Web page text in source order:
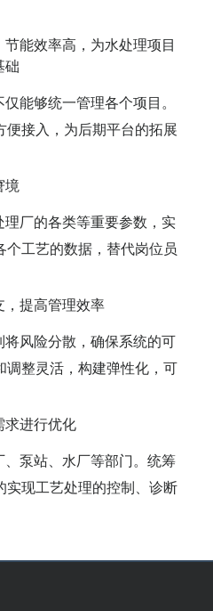
能效率高，为水处理项目
础
能够统一管理各个项目。
便接入，为后期平台的拓展
境
厂的各类等重要参数，实
个工艺的数据，替代岗位员
，提高管理效率
风险分散，确保系统的可
调整灵活，构建弹性化，可
求进行优化
泵站、水厂等部门。统筹
实现工艺处理的控制、诊断